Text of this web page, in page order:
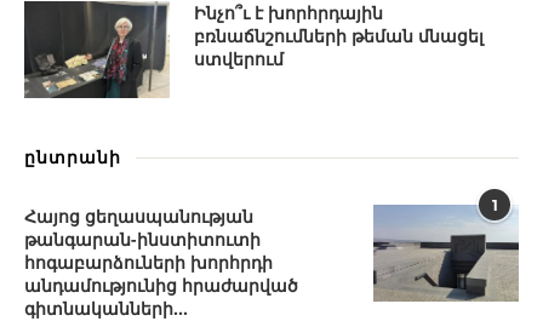
Ինչո՞ւ է խորհրդային
բռնաճնշումների թեման մնացել
ստվերում
ընտրանի
1
Հայոց ցեղասպանության
թանգարան-ինստիտուտի
հոգաբարձուների խորհրդի
անդամությունից հրաժարված
գիտնականների...